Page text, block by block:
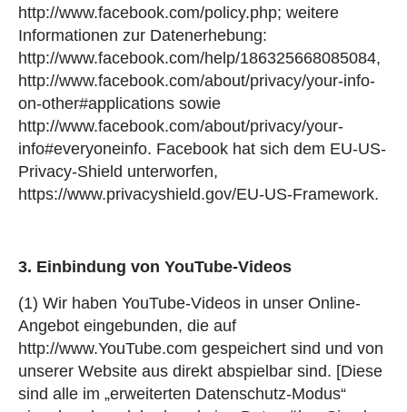
http://www.facebook.com/policy.php; weitere
Informationen zur Datenerhebung:
http://www.facebook.com/help/186325668085084,
http://www.facebook.com/about/privacy/your-info-
on-other#applications sowie
http://www.facebook.com/about/privacy/your-
info#everyoneinfo. Facebook hat sich dem EU-US-
Privacy-Shield unterworfen,
https://www.privacyshield.gov/EU-US-Framework.
3. Einbindung von YouTube-Videos
(1) Wir haben YouTube-Videos in unser Online-
Angebot eingebunden, die auf
http://www.YouTube.com gespeichert sind und von
unserer Website aus direkt abspielbar sind. [Diese
sind alle im „erweiterten Datenschutz-Modus“